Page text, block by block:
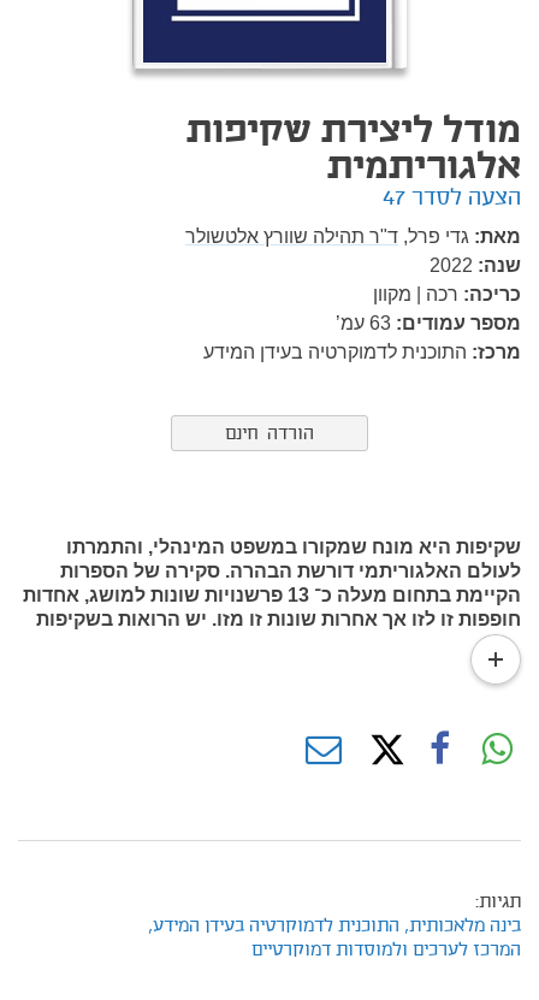
מודל ליצירת שקיפות
אלגוריתמית
הצעה לסדר 47
מאת: גדי פרל, ד"ר תהילה שוורץ אלטשולר
שנה: 2022
כריכה: רכה | מקוון
מספר עמודים: 63 עמ’
מרכז: התוכנית לדמוקרטיה בעידן המידע
הורדה חינם
שקיפות היא מונח שמקורו במשפט המינהלי, והתמרתו
לעולם האלגוריתמי דורשת הבהרה. סקירה של הספרות
הקיימת בתחום מעלה כ־ 13 פרשנויות שונות למושג, אחדות
חופפות זו לזו אך אחרות שונות זו מזו. יש הרואות בשקיפות
האלגוריתמית מרכיב של חובת ההסברתיות, בעוד אחרות
רואות בה מושג רחב יותר, הכולל גם חובות גילוי נאות
צרכניות וגם חובות לשקף מידע על מטרות התוכנה
מחקר זה נועד להשלים פער פרשני זה, והוא מציע שני
מסלולים חלופיים למימוש חובת השקיפות האלגוריתמית —
read
more
תגיות:
בינה מלאכותית, התוכנית לדמוקרטיה בעידן המידע,
המרכז לערכים ולמוסדות דמוקרטיים